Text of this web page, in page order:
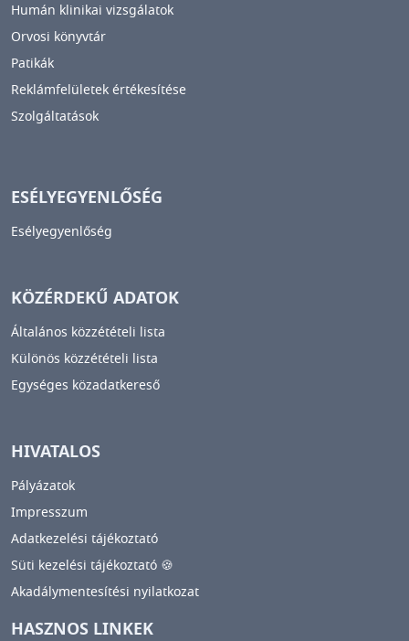
Humán klinikai vizsgálatok
Orvosi könyvtár
Patikák
Reklámfelületek értékesítése
Szolgáltatások
ESÉLYEGYENLŐSÉG
Esélyegyenlőség
KÖZÉRDEKŰ ADATOK
Általános közzétételi lista
Különös közzétételi lista
Egységes közadatkereső
HIVATALOS
Pályázatok
Impresszum
Adatkezelési tájékoztató
Süti kezelési tájékoztató 🍪
Akadálymentesítési nyilatkozat
HASZNOS LINKEK